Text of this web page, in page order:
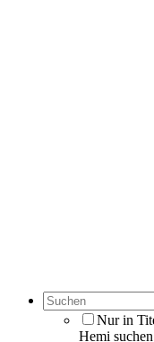
Nur in
Hemi suchen